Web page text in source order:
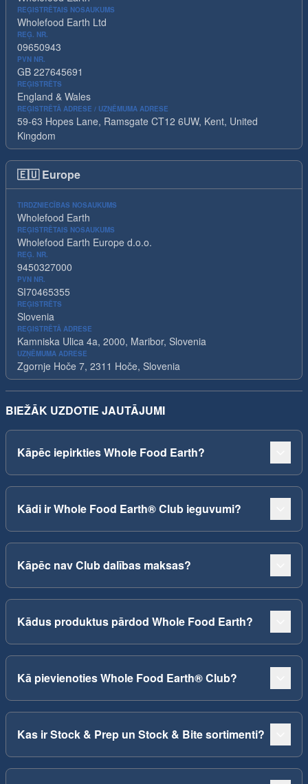
REĢISTRĒTAIS NOSAUKUMS
Wholefood Earth Ltd
REĢ. NR.
09650943
PVN NR.
GB 227645691
REĢISTRĒTS
England & Wales
REĢISTRĒTĀ ADRESE / UZŅĒMUMA ADRESE
59-63 Hopes Lane, Ramsgate CT12 6UW, Kent, United
Kingdom
🇪🇺 Europe
TIRDZNIECĪBAS NOSAUKUMS
Wholefood Earth
REĢISTRĒTAIS NOSAUKUMS
Wholefood Earth Europe d.o.o.
REĢ. NR.
9450327000
PVN NR.
SI70465355
REĢISTRĒTS
Slovenia
REĢISTRĒTĀ ADRESE
Kamniska Ulica 4a, 2000, Maribor, Slovenia
UZŅĒMUMA ADRESE
Zgornje Hoče 7, 2311 Hoče, Slovenia
BIEŽĀK UZDOTIE JAUTĀJUMI
Kāpēc iepirkties Whole Food Earth?
Kādi ir Whole Food Earth® Club ieguvumi?
Kāpēc nav Club dalības maksas?
Kādus produktus pārdod Whole Food Earth?
Kā pievienoties Whole Food Earth® Club?
Kas ir Stock & Prep un Stock & Bite sortimenti?